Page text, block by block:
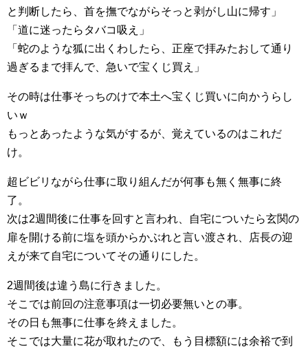
と判断したら、首を撫でながらそっと剥がし山に帰す」
「道に迷ったらタバコ吸え」
「蛇のような狐に出くわしたら、正座で拝みたおして通り
過ぎるまで拝んで、急いで宝くじ買え」
その時は仕事そっちのけで本土へ宝くじ買いに向かうらし
いｗ
もっとあったような気がするが、覚えているのはこれだ
け。
超ビビリながら仕事に取り組んだが何事も無く無事に終
了。
次は2週間後に仕事を回すと言われ、自宅についたら玄関の
扉を開ける前に塩を頭からかぶれと言い渡され、店長の迎
えが来て自宅についてその通りにした。
2週間後は違う島に行きました。
そこでは前回の注意事項は一切必要無いとの事。
その日も無事に仕事を終えました。
そこでは大量に花が取れたので、もう目標額には余裕で到